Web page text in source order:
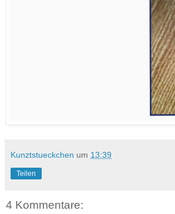
Kunztstueckchen um 13:39
Teilen
4 Kommentare: